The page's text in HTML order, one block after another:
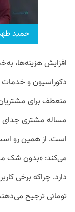
حمید
افزایش هزینه‌ها،
دکوراسیون و
منعطف برای
مساله مشتری جدای
است. از همین رو است
می‌کند: «بدون شک
دارد. چراکه برخی
تومانی ترجیح